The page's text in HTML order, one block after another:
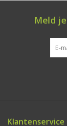
Meld
Klantenservice